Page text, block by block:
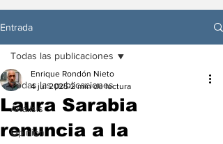
Entrada
Todas las publicaciones
Análisis
Opinión
Todas las publicaciones
Laura Sarabia
renuncia a la
Enrique Rondón Nieto
4 jul 2025 2 min de lectura